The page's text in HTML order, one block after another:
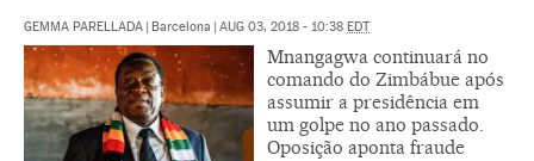
GEMMA PARELLADA Barcelona AUG 03, 2018 - 10:38 EDT
Mnangagwa continuará no
comando do Zimbábue após
assumir a presidência em
um golpe no ano passado.
Oposição aponta fraude